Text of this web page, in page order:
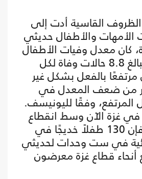
القاسية أدت إلى
الأمهات والأطفال حديثي
كان معدل وفيات الأطفال
حديثي الولادة البالغ 8.8 حالات وفاة لكل
مرتفعًا بالفعل بشكل غير
من ضعف المعدل في
المرتفع، وفقًا لليونيسف.
في غزة الآن وسط انقطاع
التيار الكهربائي، فإن 130 طفلاً خديجًا في
في ست وحدات لحديثي
أنحاء قطاع غزة معرضون